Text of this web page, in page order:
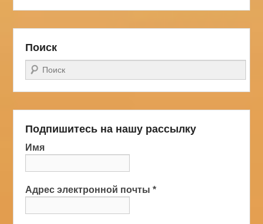
Поиск
Поиск
Подпишитесь на нашу рассылку
Имя
Адрес электронной почты*